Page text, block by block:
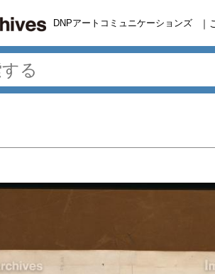
DNPアートコミュニケーションズ ｜